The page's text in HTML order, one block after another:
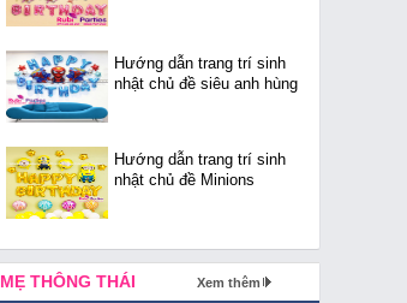
Hướng dẫn trang trí sinh
nhật chủ đề siêu anh hùng
Hướng dẫn trang trí sinh
nhật chủ đề Minions
MẸ THÔNG THÁI Xem thêm